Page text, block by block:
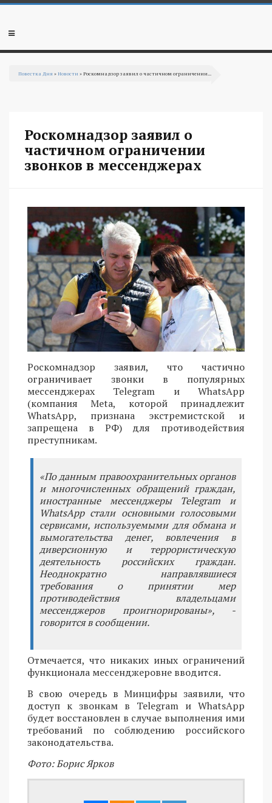
Перейти к основному содержанию
Мобильное
Повестка Дня »Новости » Роскомнадзор заявил о частичном ограничении...
Роскомнадзор заявил о
частичном ограничении
звонков в мессенджерах
Роскомнадзор заявил, что частично
ограничивает звонки в популярных
мессенджерах Telegram и WhatsApp
(компания Meta, которой принадлежит
WhatsApp, признана экстремистской и
запрещена в РФ) для противодействия
преступникам.
«По данным правоохранительных органов
и многочисленных обращений граждан,
иностранные мессенджеры Telegram и
WhatsApp стали основными голосовыми
сервисами, используемыми для обмана и
вымогательства денег, вовлечения в
диверсионную и террористическую
деятельность российских граждан.
Неоднократно направлявшиеся
требования о принятии мер
противодействия владельцами
мессенджеров проигнорированы», -
говорится в сообщении.
Отмечается, что никаких иных ограничений
функционала мессенджеровне вводится.
В свою очередь в Минцифры заявили, что
доступ к звонкам в Telegram и WhatsApp
будет восстановлен в случае выполнения ими
требований по соблюдению российского
законодательства.
Фото: Борис Ярков